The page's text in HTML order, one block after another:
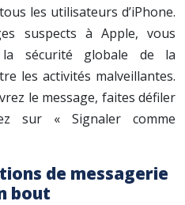
les utilisateurs d’iPhone.
suspects à Apple, vous
sécurité globale de la
les activités malveillantes.
le message, faites défiler
sur « Signaler comme
de messagerie
bout